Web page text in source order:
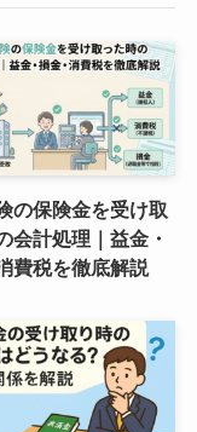
の保険金を受け取
会計処理｜益金・
費税を徹底解説